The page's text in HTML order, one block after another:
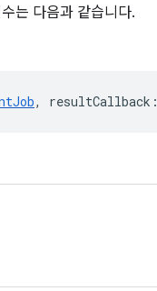
는 다음과 같습니다.
, resultCallback :